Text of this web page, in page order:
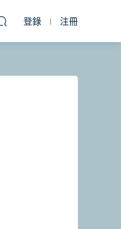
登錄 注冊